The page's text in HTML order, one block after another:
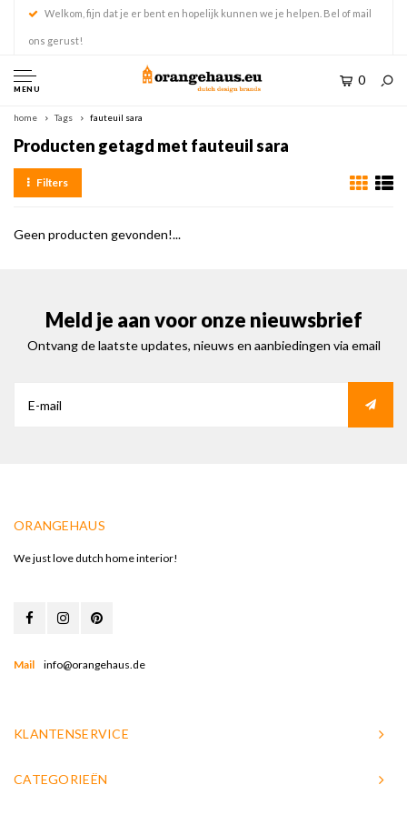
Welkom, fijn dat je er bent en hopelijk kunnen we je helpen. Bel of mail
ons gerust!
MENU
0
home Tags fauteuil sara
Producten getagd met fauteuil sara
Filters
Geen producten gevonden!...
Meld je aan voor onze nieuwsbrief
Ontvang de laatste updates, nieuws en aanbiedingen via email
ORANGEHAUS
We just love dutch home interior!
Mail info@orangehaus.de
KLANTENSERVICE
CATEGORIEËN